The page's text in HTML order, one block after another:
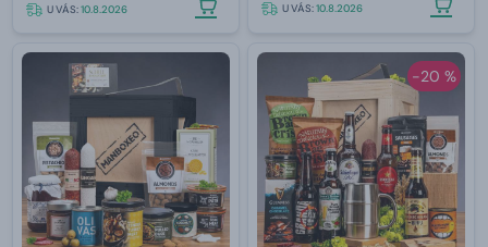
U VÁS:10.8.2026 U VÁS:10.8.2026
-20 %